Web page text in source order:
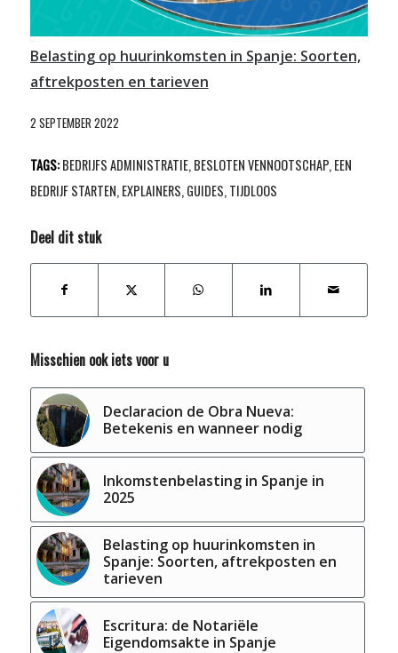
Belasting op huurinkomsten in Spanje: Soorten,
aftrekposten en tarieven
2 SEPTEMBER 2022
TAGS: BEDRIJFS ADMINISTRATIE,BESLOTEN VENNOOTSCHAP,EEN
BEDRIJF STARTEN,EXPLAINERS,GUIDES,TIJDLOOS
Deel dit stuk
Misschien ook iets voor u
Declaracion de Obra Nueva:
Betekenis en wanneer nodig
Inkomstenbelasting in Spanje in
2025
Belasting op huurinkomsten in
Spanje: Soorten, aftrekposten en
tarieven
Escritura: de Notariële
Eigendomsakte in Spanje